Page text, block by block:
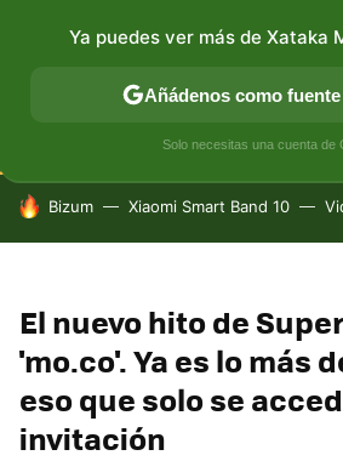
CONECTIVIDAD MÓVIL Y SOCIEDAD
HOY SE HABLA DE
Bizum Xiaomi Smart Band 10
El nuevo hito de
'mo.co'. Ya es lo más
eso que solo se
invitación
Ya puedes ver más de Xataka
Añádenos como
Solo necesitas una cuenta de